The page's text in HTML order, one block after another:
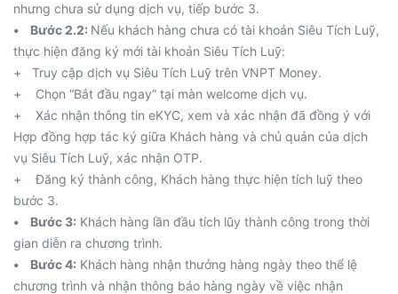
nhưng chưa sử dụng dịch vụ, tiếp bước 3.
• Bước 2.2: Nếu khách hàng chưa có tài khoản Siêu Tích Luỹ,
thực hiện đăng ký mới tài khoản Siêu Tích Luỹ:
+ Truy cập dịch vụ Siêu Tích Luỹ trên VNPT Money.
+ Chọn “Bắt đầu ngay” tại màn welcome dịch vụ.
+ Xác nhận thông tin eKYC, xem và xác nhận đã đồng ý với
Hợp đồng hợp tác ký giữa Khách hàng và chủ quản của dịch
vụ Siêu Tích Luỹ, xác nhận OTP.
+ Đăng ký thành công, Khách hàng thực hiện tích luỹ theo
bước 3.
• Bước 3: Khách hàng lần đầu tích lũy thành công trong thời
gian diễn ra chương trình.
• Bước 4: Khách hàng nhận thưởng hàng ngày theo thể lệ
chương trình và nhận thông báo hàng ngày về việc nhận